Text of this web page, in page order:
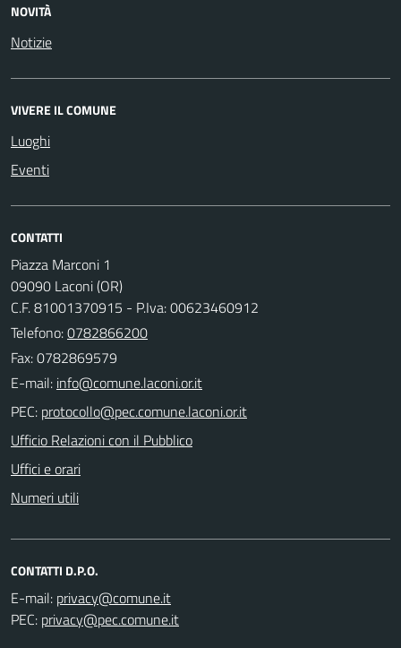
NOVITÀ
Notizie
VIVERE IL COMUNE
Luoghi
Eventi
CONTATTI
Piazza Marconi 1
09090 Laconi (OR)
C.F. 81001370915 - P.Iva: 00623460912
Telefono:0782866200
Fax: 0782869579
E-mail:
PEC:
Ufficio Relazioni con il Pubblico
Uffici e orari
Numeri utili
CONTATTI D.P.O.
E-mail:
PEC: